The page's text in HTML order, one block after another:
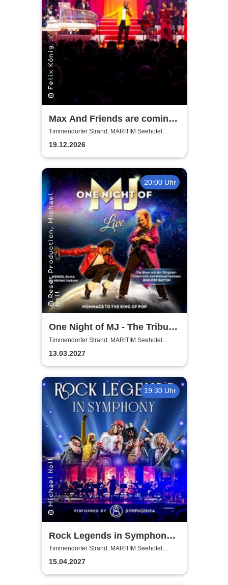
Max And Friends are coming
to Town
Timmendorfer Strand, MARITIM Seehotel
Timmendorfer Strand
19.12.2026
20:00 Uhr
One Night of MJ - The Tribute
to The King of Pop!
Timmendorfer Strand, MARITIM Seehotel
Timmendorfer Strand
13.03.2027
19:30 Uhr
Rock Legends in Symphony -
performed by Symphonika
Timmendorfer Strand, MARITIM Seehotel
Timmendorfer Strand
15.04.2027